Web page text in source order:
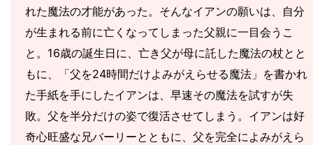
れた魔法の才能があった。そんなイアンの願いは、自分
が生まれる前に亡くなってしまった父親に一目会うこ
と。16歳の誕生日に、亡き父が母に託した魔法の杖とと
もに、「父を24時間だけよみがえらせる魔法」を書かれ
た手紙を手にしたイアンは、早速その魔法を試すが失
敗。父を半分だけの姿で復活させてしまう。イアンは好
奇心旺盛な兄バーリーとともに、父を完全によみがえら